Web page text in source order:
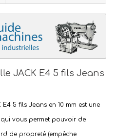
JACK E4 5 fils Jeans
5 fils Jeans en 10 mm est une
qui vous permet pouvoir de
de propreté (empêche